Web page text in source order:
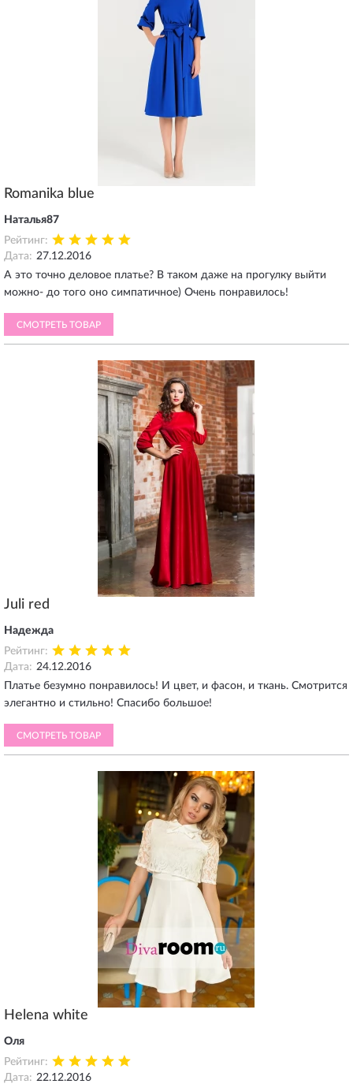
Romanika blue
Наталья87
Рейтинг:
Дата: 27.12.2016
А это точно деловое платье? В таком даже на прогулку выйти
можно- до того оно симпатичное) Очень понравилось!
СМОТРЕТЬ ТОВАР
Juli red
Надежда
Рейтинг:
Дата: 24.12.2016
Платье безумно понравилось! И цвет, и фасон, и ткань. Смотрится
элегантно и стильно! Спасибо большое!
СМОТРЕТЬ ТОВАР
Helena white
Оля
Рейтинг:
Дата: 22.12.2016